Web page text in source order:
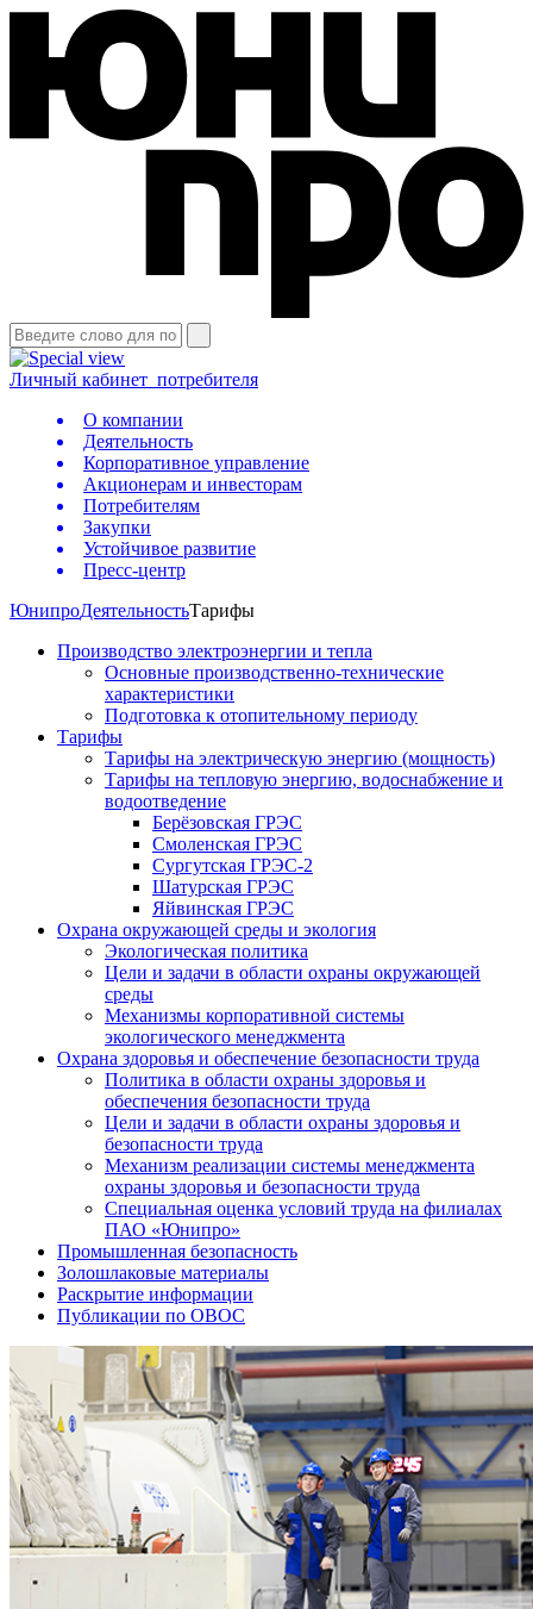
Личный кабинет потребителя
О компании
Деятельность
Корпоративное управление
Акционерам и инвесторам
Потребителям
Закупки
Устойчивое развитие
Пресс-центр
ЮнипроДеятельностьТарифы
Производство электроэнергии и тепла
Основные производственно-технические
характеристики
Подготовка к отопительному периоду
Тарифы
Тарифы на электрическую энергию (мощность)
Тарифы на тепловую энергию, водоснабжение и
водоотведение
Берёзовская ГРЭС
Смоленская ГРЭС
Сургутская ГРЭС-2
Шатурская ГРЭС
Яйвинская ГРЭС
Охрана окружающей среды и экология
Экологическая политика
Цели и задачи в области охраны окружающей
среды
Механизмы корпоративной системы
экологического менеджмента
Охрана здоровья и обеспечение безопасности труда
Политика в области охраны здоровья и
обеспечения безопасности труда
Цели и задачи в области охраны здоровья и
безопасности труда
Механизм реализации системы менеджмента
охраны здоровья и безопасности труда
Специальная оценка условий труда на филиалах
ПАО «Юнипро»
Промышленная безопасность
Золошлаковые материалы
Раскрытие информации
Публикации по OBOC